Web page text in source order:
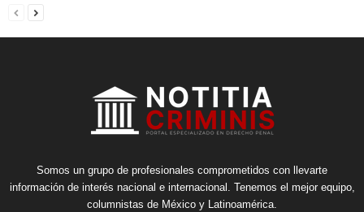
Somos un grupo de profesionales comprometidos con llevarte
información de interés nacional e internacional. Tenemos el mejor equipo,
columnistas de México y Latinoamérica.